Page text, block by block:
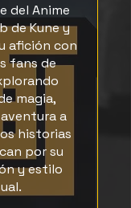
del Anime
de Kune y
afición con
fans de
magia,
a
historias
por su
y estilo